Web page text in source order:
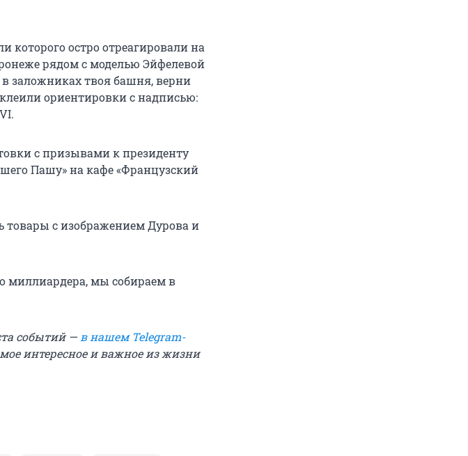
которого остро отреагировали на
рядом с моделью Эйфелевой
заложниках твоя башня, верни
ориентировки с надписью:
с призывами к президенту
Пашу» на кафе «Французский
товары с изображением Дурова и
миллиардера, мы собираем в
событий — в нашем Telegram-
интересное и важное из жизни